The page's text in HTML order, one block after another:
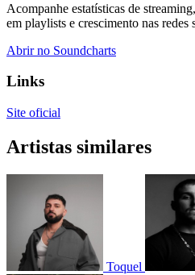
Acompanhe estatísticas de
em playlists e crescimento nas redes
Abrir no Soundcharts
Links
Site oficial
Artistas similares
Toquel